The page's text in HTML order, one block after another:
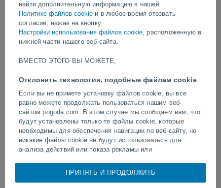
найти дополнительную информацию в нашей
Политике файлов cookie и в любое время отозвать
согласие, нажав на кнопку
Настройки использования файлов cookie, расположенную в
нижней части нашего веб-сайта.
ВМЕСТО ЭТОГО ВЫ МОЖЕТЕ,
Отклонить технологии, подобные файлам cookie
Если вы не примете установку файлов cookie, вы все
равно можете продолжать пользоваться нашим веб-
сайтом pogoda.com. В этом случае мы сообщаем вам, что
будут установлены только те файлы cookie, которые
необходимы для обеспечения навигации по веб-сайту, но
никакие файлы cookie не будут использоваться для
анализа действий или показа рекламы или
просматривать общую неперсонализированную рекламу.
Вы можете отказаться от установки cookie и
ПРИНЯТЬ И ПРОДОЛЖИТЬ
3 часа назад
Торнадо и сильные ливни в
Пелотасе, Бразилия.
Удар молнии на
Наратхивате, Таиланд.
Следуйте за нами